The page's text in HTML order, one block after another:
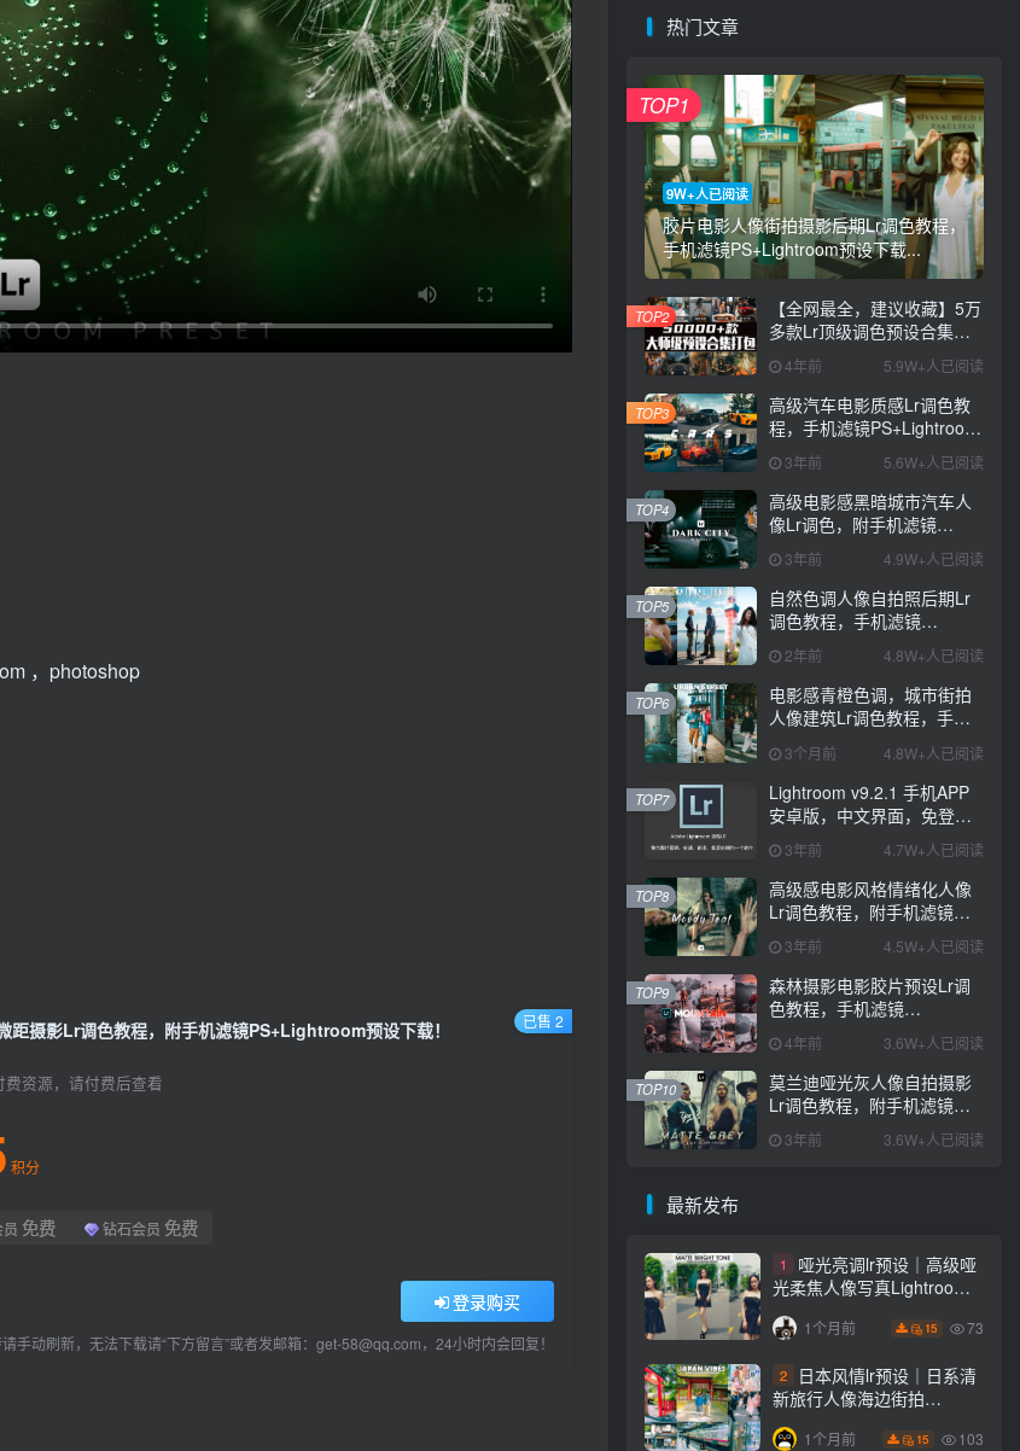
，photoshop
距摄影Lr调色教程，附手机滤镜PS+Lightroom预设下载！
费资源，请付费后查看
积分
免费 钻石会员 免费
登录购买
手动刷新，无法下载请“下方留言”或者发邮箱：get-58@qq.com，24小时内会回复！
已售 2
热门文章
9W+人已阅读
胶片电影人像街拍摄影后期Lr调色教程，
手机滤镜PS+Lightroom预设下载...
TOP1
【全网最全，建议收藏】5万
多款Lr顶级调色预设合集，
精心整理，分类清晰，摄影
师调色师必备素材，够用一
辈子！
4年前 5.9W+人已阅读
TOP2
高级汽车电影质感Lr调色教
程，手机滤镜PS+Lightroom
预设下载！
3年前 5.6W+人已阅读
TOP3
高级电影感黑暗城市汽车人
像Lr调色，附手机滤镜
PS+Lightroom预设下载！
3年前 4.9W+人已阅读
TOP4
自然色调人像自拍照后期Lr
调色教程，手机滤镜
PS+Lightroom预设下载！
2年前 4.8W+人已阅读
TOP5
电影感青橙色调，城市街拍
人像建筑Lr调色教程，手机
滤镜PS+Lightroom预设下
载！3个月前 4.8W+人已阅读
TOP6
Lightroom v9.2.1 手机APP
安卓版，中文界面，免登录
直接激活破解版！
3年前 4.7W+人已阅读
TOP7
高级感电影风格情绪化人像
Lr调色教程，附手机滤镜
PS+Lightroom预设下载！
3年前 4.5W+人已阅读
TOP8
森林摄影电影胶片预设Lr调
色教程，手机滤镜
Lightroom+Ps预设下载！
4年前 3.6W+人已阅读
TOP9
莫兰迪哑光灰人像自拍摄影
Lr调色教程，附手机滤镜
PS+Lightroom预设下载！
3年前 3.6W+人已阅读
TOP10
最新发布
1
哑光亮调lr预设｜高级哑
光柔焦人像写真Lightroom
下载lr调色风格
1个月前 15 73
2
日本风情lr预设｜日系清
新旅行人像海边街拍
Lightroom下载lr调色风格
1个月前 15 103